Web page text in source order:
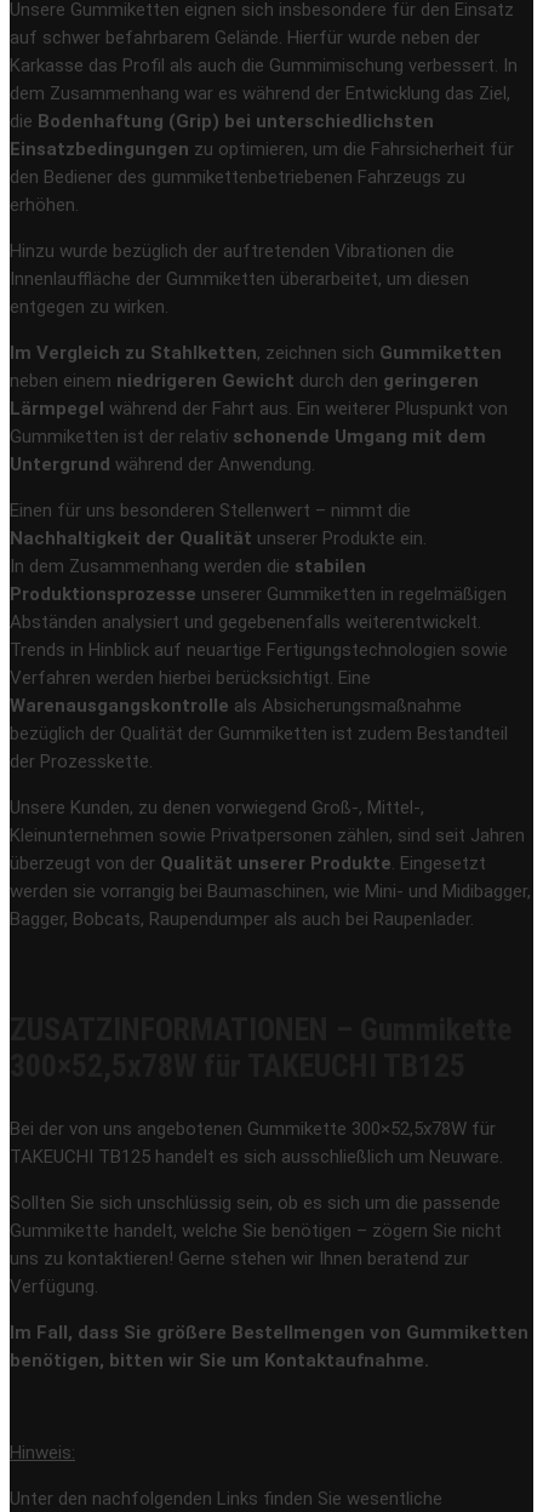
Unsere Gummiketten eignen sich insbesondere für den Einsatz
auf schwer befahrbarem Gelände. Hierfür wurde neben der
Karkasse das Profil als auch die Gummimischung verbessert. In
dem Zusammenhang war es während der Entwicklung das Ziel,
die Bodenhaftung (Grip) bei unterschiedlichsten
Einsatzbedingungen zu optimieren, um die Fahrsicherheit für
den Bediener des gummikettenbetriebenen Fahrzeugs zu
erhöhen.
Hinzu wurde bezüglich der auftretenden Vibrationen die
Innenlauffläche der Gummiketten überarbeitet, um diesen
entgegen zu wirken.
Im Vergleich zu Stahlketten, zeichnen sich Gummiketten
neben einem niedrigeren Gewicht durch den geringeren
Lärmpegel während der Fahrt aus. Ein weiterer Pluspunkt von
Gummiketten ist der relativ schonende Umgang mit dem
Untergrund während der Anwendung.
Einen für uns besonderen Stellenwert – nimmt die
Nachhaltigkeit der Qualität unserer Produkte ein.
In dem Zusammenhang werden die stabilen
Produktionsprozesse unserer Gummiketten in regelmäßigen
Abständen analysiert und gegebenenfalls weiterentwickelt.
Trends in Hinblick auf neuartige Fertigungstechnologien sowie
Verfahren werden hierbei berücksichtigt. Eine
Warenausgangskontrolle als Absicherungsmaßnahme
bezüglich der Qualität der Gummiketten ist zudem Bestandteil
der Prozesskette.
Unsere Kunden, zu denen vorwiegend Groß-, Mittel-,
Kleinunternehmen sowie Privatpersonen zählen, sind seit Jahren
überzeugt von der Qualität unserer Produkte. Eingesetzt
werden sie vorrangig bei Baumaschinen, wie Mini- und Midibagger,
Bagger, Bobcats, Raupendumper als auch bei Raupenlader.
Bei der von uns angebotenen Gummikette 300×52,5x78W für
TAKEUCHI TB125 handelt es sich ausschließlich um Neuware.
Sollten Sie sich unschlüssig sein, ob es sich um die passende
Gummikette handelt, welche Sie benötigen – zögern Sie nicht
uns zu kontaktieren! Gerne stehen wir Ihnen beratend zur
Verfügung.
Im Fall, dass Sie größere Bestellmengen von Gummiketten
benötigen, bitten wir Sie um Kontaktaufnahme.
Hinweis:
Unter den nachfolgenden Links finden Sie wesentliche